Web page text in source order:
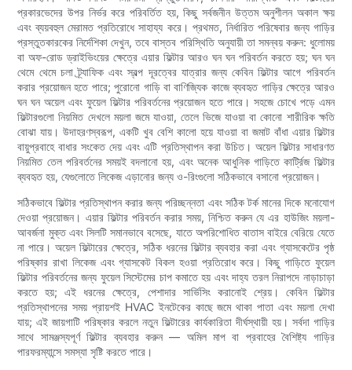
প্রকারভেদের উপর নির্ভর করে পরিবর্তিত হয়, কিছু সর্বজনীন উত্তম অনুশীলন অকাল ক্ষয়
এবং ব্যয়বহুল মেরামত প্রতিরোধে সাহায্য করে। প্রথমত, নির্ধারিত পরিষেবার জন্য গাড়ির
প্রস্তুতকারকের নির্দেশিকা দেখুন, তবে বাস্তব পরিস্থিতি অনুযায়ী তা সমন্বয় করুন: ধুলোময়
বা অফ-রোড ড্রাইভিংয়ের ক্ষেত্রে এয়ার ফিল্টার আরও ঘন ঘন পরিবর্তন করতে হয়; ঘন ঘন
থেমে থেমে চলা ট্র্যাফিক এবং স্বল্প দূরত্বের যাত্রার জন্য কেবিন ফিল্টার আগে পরিবর্তন
করার প্রয়োজন হতে পারে; পুরোনো গাড়ি বা বাণিজ্যিক কাজে ব্যবহৃত গাড়ির ক্ষেত্রে আরও
ঘন ঘন অয়েল এবং ফুয়েল ফিল্টার পরিবর্তনের প্রয়োজন হতে পারে। সহজে চোখে পড়ে এমন
ফিল্টারগুলো নিয়মিত দেখলে ময়লা জমে যাওয়া, তেলে ভিজে যাওয়া বা কোনো শারীরিক ক্ষতি
বোঝা যায়। উদাহরণস্বরূপ, একটি খুব বেশি কালো হয়ে যাওয়া বা জমাট বাঁধা এয়ার ফিল্টার
বায়ুপ্রবাহে বাধার সংকেত দেয় এবং এটি প্রতিস্থাপন করা উচিত। অয়েল ফিল্টার সাধারণত
নিয়মিত তেল পরিবর্তনের সময়ই বদলানো হয়, এবং অনেক আধুনিক গাড়িতে কার্ট্রিজ ফিল্টার
ব্যবহৃত হয়, যেগুলোতে লিকেজ এড়ানোর জন্য ও-রিংগুলো সঠিকভাবে বসানো প্রয়োজন।
সঠিকভাবে ফিল্টার প্রতিস্থাপন করার জন্য পরিচ্ছন্নতা এবং সঠিক টর্ক মানের দিকে মনোযোগ
দেওয়া প্রয়োজন। এয়ার ফিল্টার পরিবর্তন করার সময়, নিশ্চিত করুন যে এর হাউজিং ময়লা-
আবর্জনা মুক্ত এবং সিলটি সমানভাবে বসেছে, যাতে অপরিশোধিত বাতাস বাইরে বেরিয়ে যেতে
না পারে। অয়েল ফিল্টারের ক্ষেত্রে, সঠিক ধরনের ফিল্টার ব্যবহার করা এবং গ্যাসকেটের পৃষ্ঠ
পরিষ্কার রাখা লিকেজ এবং গ্যাসকেট বিকল হওয়া প্রতিরোধ করে। কিছু গাড়িতে ফুয়েল
ফিল্টার পরিবর্তনের জন্য ফুয়েল সিস্টেমের চাপ কমাতে হয় এবং দাহ্য তরল নিরাপদে নাড়াচাড়া
করতে হয়; এই ধরনের ক্ষেত্রে, পেশাদার সার্ভিসিং করানোই শ্রেয়। কেবিন ফিল্টার
প্রতিস্থাপনের সময় প্রায়শই HVAC ইনটেকের কাছে জমে থাকা পাতা এবং ময়লা দেখা
যায়; এই জায়গাটি পরিষ্কার করলে নতুন ফিল্টারের কার্যকারিতা দীর্ঘস্থায়ী হয়। সর্বদা গাড়ির
সাথে সামঞ্জস্যপূর্ণ ফিল্টার ব্যবহার করুন — অমিল মাপ বা প্রবাহের বৈশিষ্ট্য গাড়ির
পারফরম্যান্সে সমস্যা সৃষ্টি করতে পারে।